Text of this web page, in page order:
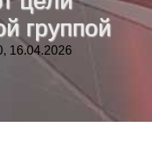
группой
16.04.2026